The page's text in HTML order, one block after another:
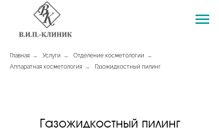
Главная → Услуги → Отделение косметологии →
Аппаратная косметология → Газожидкостный пилинг
Газожидкостный пилинг